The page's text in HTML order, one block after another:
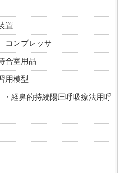
置
コンプレッサー
合室用品
用模型
・経鼻的持続陽圧呼吸療法用呼